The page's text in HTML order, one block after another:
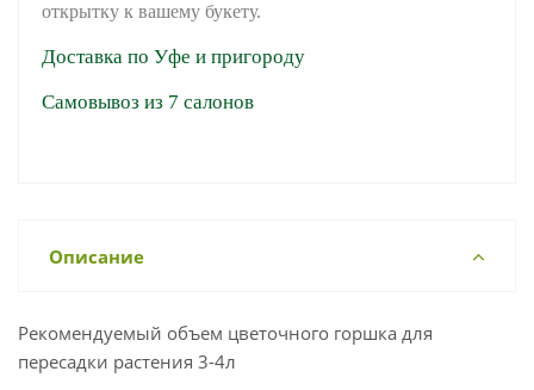
открытку к вашему букету.
Доставка по Уфе и пригороду
Самовывоз из 7 салонов
Описание
Рекомендуемый объем цветочного горшка для
пересадки растения 3-4л